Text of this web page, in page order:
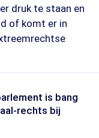
druk te staan en
of komt er in
is bang
rechts bij